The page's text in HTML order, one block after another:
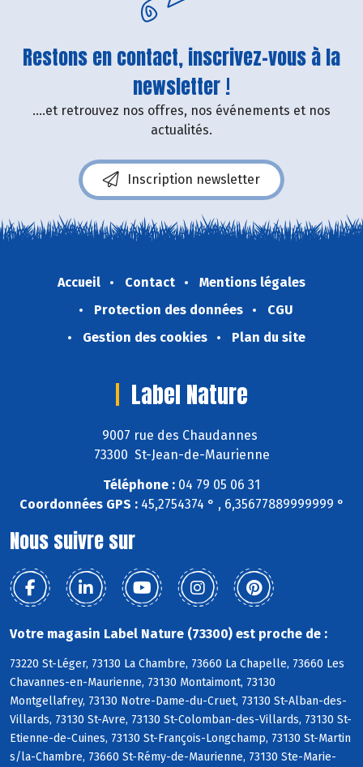
Restons en contact, inscrivez-vous à la
newsletter !
....et retrouvez nos offres, nos événements et nos
actualités.
Inscription newsletter
Accueil Contact
Mentions légales
Protection des données
CGU
Gestion des cookies
Plan du site
Label Nature
9007 rue des Chaudannes
73300 St-Jean-de-Maurienne
Téléphone : 04 79 05 06 31
Coordonnées GPS :45,2754374 ° , 6,35677889999999 °
Nous suivre sur
Votre magasin Label Nature (73300) est proche de :
73220 St-Léger, 73130 La Chambre, 73660 La Chapelle, 73660 Les
Chavannes-en-Maurienne, 73130 Montaimont, 73130
Montgellafrey, 73130 Notre-Dame-du-Cruet, 73130 St-Alban-des-
Villards, 73130 St-Avre, 73130 St-Colomban-des-Villards, 73130 St-
Etienne-de-Cuines, 73130 St-François-Longchamp, 73130 St-Martin
s/la-Chambre, 73660 St-Rémy-de-Maurienne, 73130 Ste-Marie-